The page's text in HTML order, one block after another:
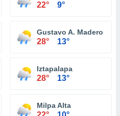
22° 9°
Gustavo A. Madero
28° 13°
Iztapalapa
28° 13°
Milpa Alta